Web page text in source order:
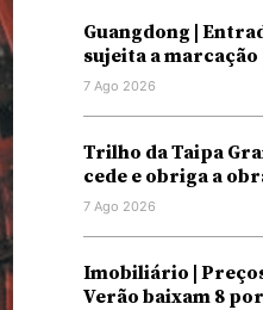
Guangdong |
sujeita a
7 Ago 2026
Trilho da Taipa
cede e obriga a
7 Ago 2026
Imobiliário |
Verão baixam 8